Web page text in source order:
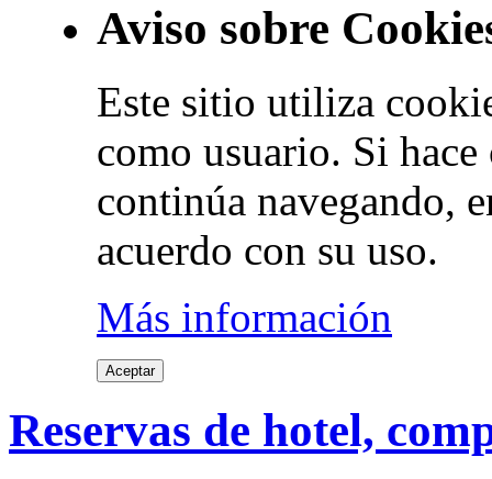
Aviso sobre
Este sitio utiliza
como usuario. Si
continúa navegando,
acuerdo con su uso.
Más información
Aceptar
Reservas de hotel,